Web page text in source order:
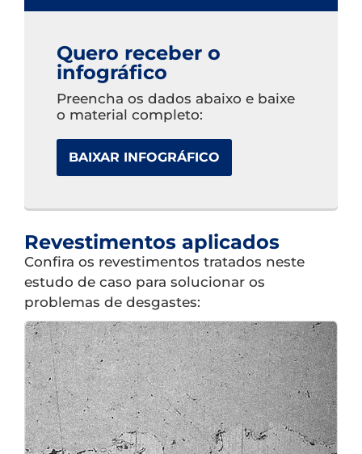
Quero receber o
infográfico
Preencha os dados abaixo e baixe
o material completo:
BAIXAR INFOGRÁFICO
Revestimentos aplicados
Confira os revestimentos tratados neste
estudo de caso para solucionar os
problemas de desgastes: